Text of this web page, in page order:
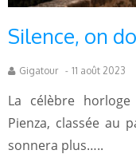
Silence, on
Gigatour - 11 août 2023
La célèbre
Pienza, classée au
sonnera plus…..